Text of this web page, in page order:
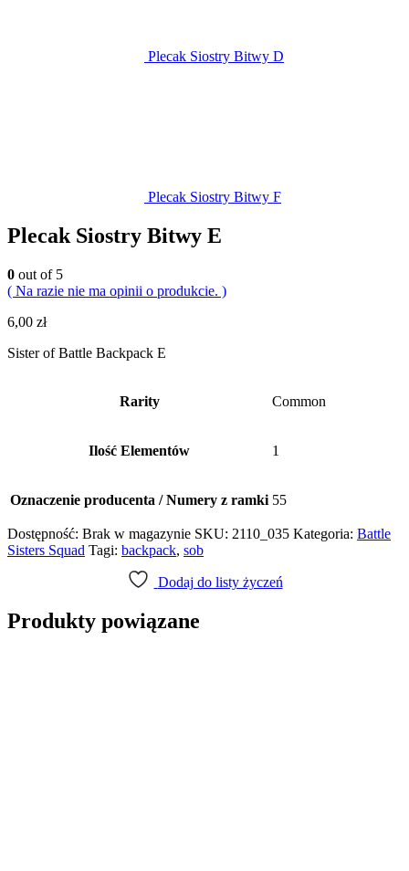
Plecak Siostry Bitwy D
Plecak Siostry Bitwy F
Plecak Siostry Bitwy E
0 out of 5
( Na razie nie ma opinii o produkcie. )
6,00 zł
Sister of Battle Backpack E
Rarity Common
Ilość Elementów 1
Oznaczenie producenta / Numery z ramki 55
Dostępność: Brak w magazynie SKU: 2110_035 Kategoria: Battle
Sisters Squad Tagi: backpack, sob
Dodaj do listy życzeń
Produkty powiązane